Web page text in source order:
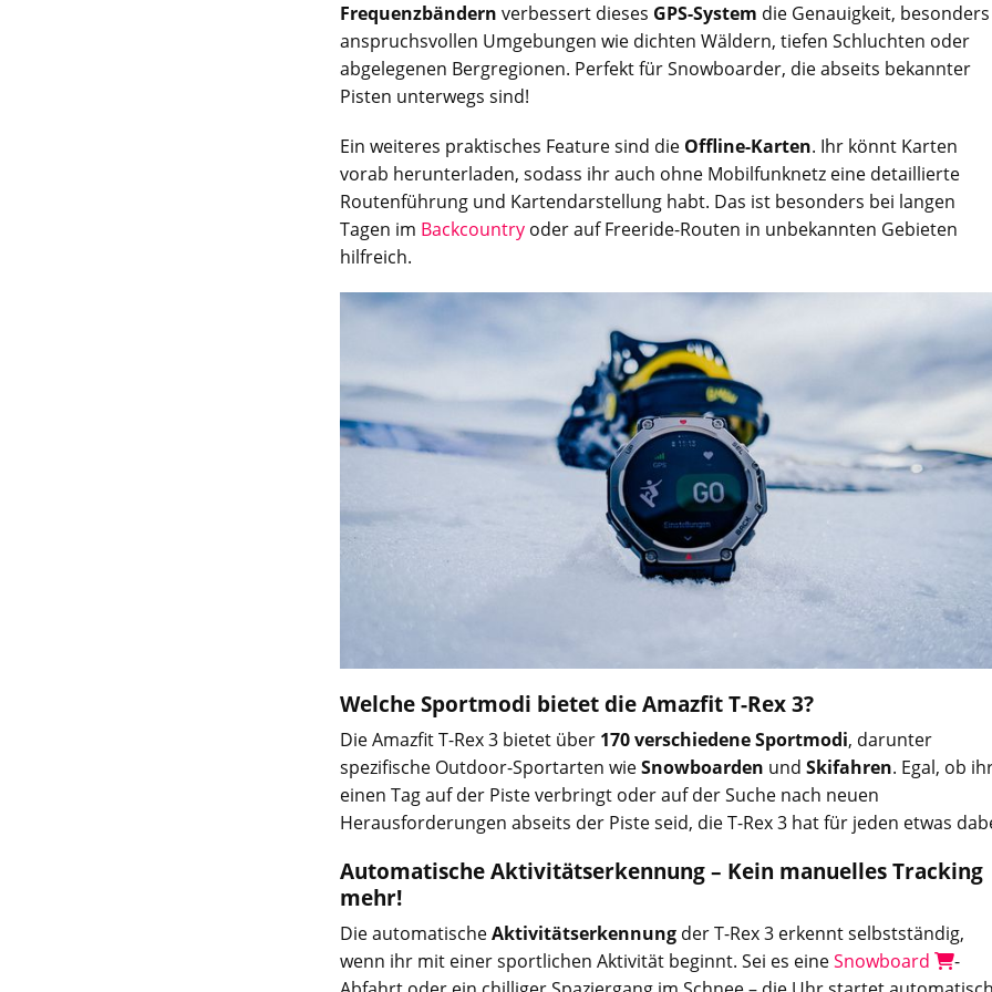
Frequenzbändern verbessert dieses GPS-System die Genauigkeit,
anspruchsvollen Umgebungen wie dichten Wäldern, tiefen Schluchten oder
abgelegenen Bergregionen. Perfekt für Snowboarder, die abseits bekannter
Pisten unterwegs sind!
Ein weiteres praktisches Feature sind die Offline-Karten. Ihr könnt Karten
vorab herunterladen, sodass ihr auch ohne Mobilfunknetz eine detaillierte
Routenführung und Kartendarstellung habt. Das ist besonders bei langen
Tagen im Backcountry oder auf Freeride-Routen in unbekannten Gebieten
hilfreich.
Welche Sportmodi bietet die Amazfit T-Rex 3?
Die Amazfit T-Rex 3 bietet über 170 verschiedene Sportmodi, darunter
spezifische Outdoor-Sportarten wieSnowboarden und Skifahren. Egal, ob
einen Tag auf der Piste verbringt oder auf der Suche nach neuen
Herausforderungen abseits der Piste seid, die T-Rex 3 hat für jeden etwas
Automatische Aktivitätserkennung – Kein manuelles Tracking
mehr!
Die automatischeAktivitätserkennung der T-Rex 3 erkennt selbstständig,
wenn ihr mit einer sportlichen Aktivität beginnt. Sei es eineSnowboard
-